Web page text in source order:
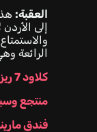
العقبة:
إلى
الرائعة وهي
كلاود 7 ريزيدنس، أيلة العقب
منتجع
فندق